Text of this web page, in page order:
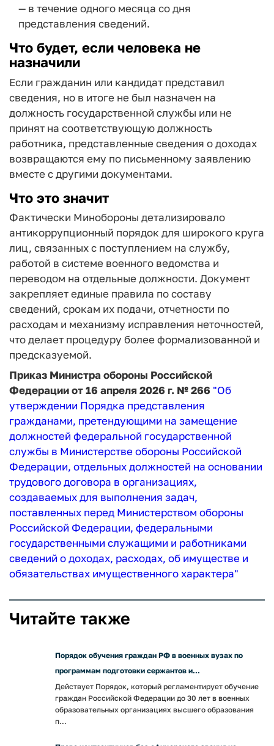
— в течение одного месяца со дня
представления сведений.
Что будет, если человека не
назначили
Если гражданин или кандидат представил
сведения, но в итоге не был назначен на
должность государственной службы или не
принят на соответствующую должность
работника, представленные сведения о доходах
возвращаются ему по письменному заявлению
вместе с другими документами.
Что это значит
Фактически Минобороны детализировало
антикоррупционный порядок для широкого круга
лиц, связанных с поступлением на службу,
работой в системе военного ведомства и
переводом на отдельные должности. Документ
закрепляет единые правила по составу
сведений, срокам их подачи, отчетности по
расходам и механизму исправления неточностей,
что делает процедуру более формализованной и
предсказуемой.
Приказ Министра обороны Российской
Федерации от 16 апреля 2026 г. № 266 "Об
утверждении Порядка представления
гражданами, претендующими на замещение
должностей федеральной государственной
службы в Министерстве обороны Российской
Федерации, отдельных должностей на основании
трудового договора в организациях,
создаваемых для выполнения задач,
поставленных перед Министерством обороны
Российской Федерации, федеральными
государственными служащими и работниками
сведений о доходах, расходах, об имуществе и
обязательствах имущественного характера"
Читайте также
Порядок обучения граждан РФ в военных вузах по
программам подготовки сержантов и...
Действует Порядок, который регламентирует обучение
граждан Российской Федерации до 30 лет в военных
образовательных организациях высшего образования
п...